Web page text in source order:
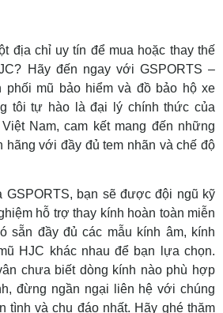
địa chỉ uy tín để mua hoặc thay thế
Hãy đến ngay với GSPORTS –
phối mũ bảo hiểm và đồ bảo hộ xe
tôi tự hào là đại lý chính thức của
Nam, cam kết mang đến những
hãng với đầy đủ tem nhãn và chế độ
GSPORTS, bạn sẽ được đội ngũ kỹ
hỗ trợ thay kính hoàn toàn miễn
sẵn đầy đủ các mẫu kính âm, kính
HJC khác nhau để bạn lựa chọn.
chưa biết dòng kính nào phù hợp
đừng ngần ngại liên hệ với chúng
tình và chu đáo nhất. Hãy ghé thăm